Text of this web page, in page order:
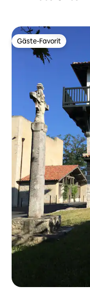
Gäste-Favorit
Gäste-Favorit